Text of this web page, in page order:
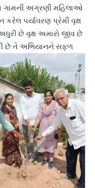
ગામની અગ્રણી મહિલાઓ
પર્યાવરણ પ્રેમી વૃક્ષ
છે વૃક્ષ અમારો જીવ છે
છે તે અભિયાનને સફળ